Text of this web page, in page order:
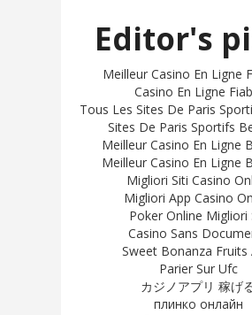
Editor's
Meilleur Casino En Ligne
Casino En Ligne
Tous Les Sites De Paris
Sites De Paris Sportifs
Meilleur Casino En Ligne
Meilleur Casino En Ligne
Migliori Siti Casino
Migliori App Casino
Poker Online Migliori
Casino Sans
Sweet Bonanza Fruits
Parier Sur Ufc
カジノアプリ 稼げ
плинко онлайн